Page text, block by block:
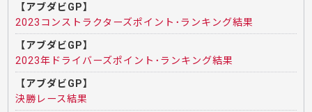
【アブダビGP】
2023コンストラクターズポイント･ランキング結果
【アブダビGP】
2023年ドライバーズポイント･ランキング結果
【アブダビGP】
決勝レース結果